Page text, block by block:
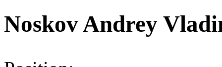
Noskov Andrey